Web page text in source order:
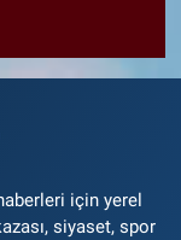
için yerel
siyaset, spor